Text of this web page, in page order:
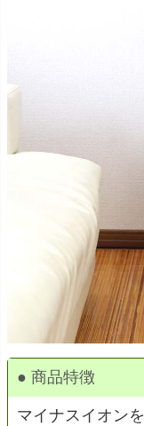
● 商品特徴
マイナスイオン